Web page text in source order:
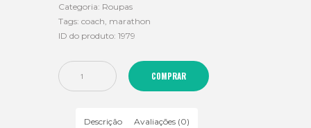
COMPRAR
Categoria: Roupas
Tags: coach marathon
ID do produto: 1979
Descrição Avaliações (0)